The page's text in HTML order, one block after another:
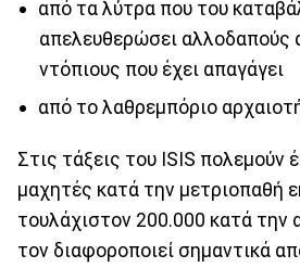
από τα λύτρα που του
απελευθερώσει αλλοδαπούς
ντόπιους που έχει απαγάγει
από το λαθρεμπόριο
Στις τάξεις του ISIS πολεμούν
μαχητές κατά την μετριοπαθή
τουλάχιστον 200.000 κατά την
τον διαφοροποιεί σημαντικά